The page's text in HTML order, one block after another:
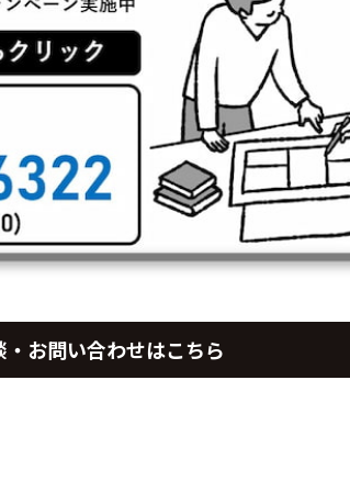
・お問い合わせはこちら